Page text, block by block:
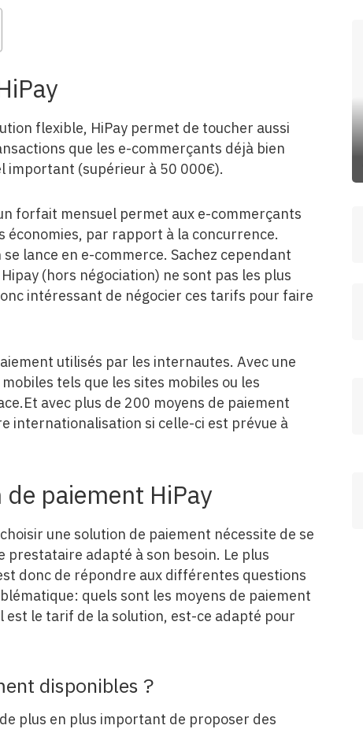
flexible, HiPay permet de toucher aussi
que les e-commerçants déjà bien
important (supérieur à 50 000€).
forfait mensuel permet aux e-commerçants
par rapport à la concurrence.
lance en e-commerce. Sachez cependant
(hors négociation) ne sont pas les plus
intéressant de négocier ces tarifs pour faire
utilisés par les internautes. Avec une
tels que les sites mobiles ou les
avec plus de 200 moyens de paiement
internationalisation si celle-ci est prévue à
paiement HiPay
une solution de paiement nécessite de se
adapté à son besoin. Le plus
donc de répondre aux différentes questions
quels sont les moyens de paiement
le tarif de la solution, est-ce adapté pour
disponibles ?
plus en plus important de proposer des